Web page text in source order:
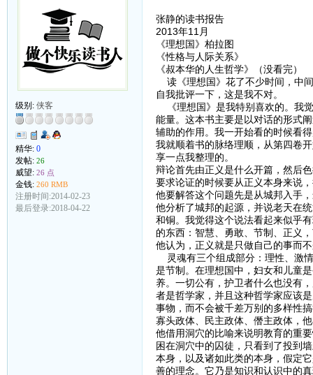
级别: 侠客
精华: 0
发帖: 26
威望: 26 点
金钱: 260 RMB
注册时间:2014-02-23
最后登录:2018-04-22
张静的读书报告
2013年11月
《理想国》柏拉图
《性格与人际关系》
《叔本华的人生哲学》（没看完）
读《理想国》花了不少时间，中
自我批评一下，这是我不对。
《理想国》是我特别喜欢的。我
能量。这本书主要是以对话的形式
辅助的作用。我一开始看的时候看
我就顺着书的脉络理顺，从第四卷
享一点我整理的。
辩论首先由正义是什么开篇，然后
要求论证的时候要从正义本身来说
他要解答这个问题先是从城邦入手
他分析了城邦的起源，并说老天在
和铜。我觉得这个说法看起来似乎
的东西：智慧、勇敢、节制、正义
他认为，正义就是只做自己的事而
灵魂有三个组成部分：理性、激
是节制。在理想国中，妇女和儿童
养。一切公有，护卫者什么也没有
者是哲学家，并且这种哲学家应该
事物，而不会被千差万别的多样性
寡头政体、民主政体、僭主政体，
他借用洞穴的比喻来说明教育的重
困在洞穴中的囚徒，只看到了投到
本身，以及诸如此类的本身，假定
善的理念。它乃是知识和认识中的